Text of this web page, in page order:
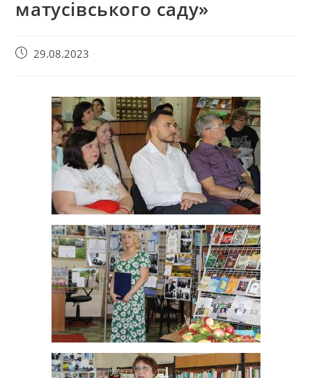
матусівського саду»
29.08.2023